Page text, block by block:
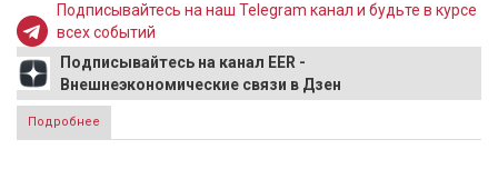
Подписывайтесь на наш Telegram канал и будьте в курсе
всех событий
Подписывайтесь на канал EER -
Внешнеэкономические связи в Дзен
Подробнее
международный институт в многополярном мире